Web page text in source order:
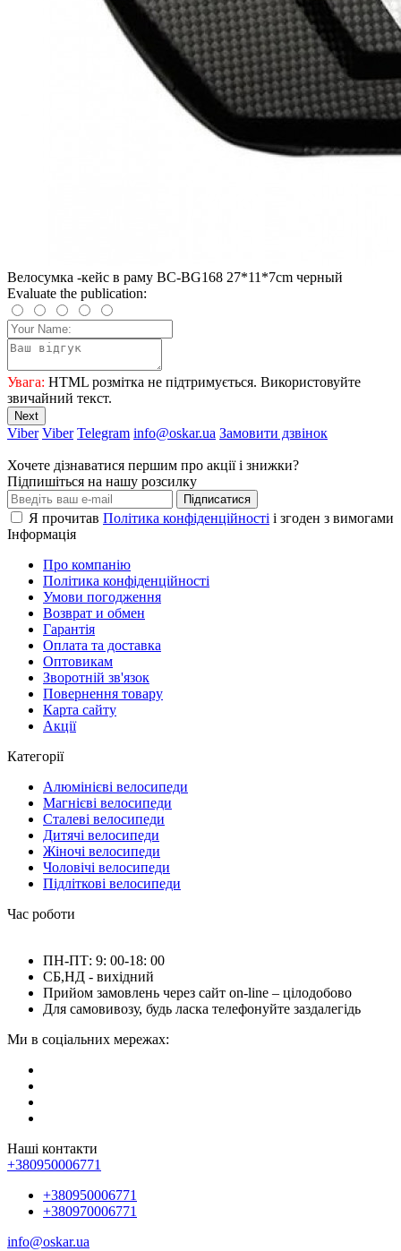
Велосумка -кейс в раму BC-BG168 27*11*7cm черный
Evaluate the publication:
Увага: HTML розмітка не підтримується. Використовуйте
звичайний текст.
Next
Viber Viber Telegram info@oskar.ua Замовити дзвінок
Хочете дізнаватися першим про акції і знижки?
Підпишіться на нашу розсилку
Підписатися
Я прочитав Політика конфіденційності і згоден з вимогами
Інформація
Про компанію
Політика конфіденційності
Умови погодження
Возврат и обмен
Гарантія
Оплата та доставка
Оптовикам
Зворотній зв'язок
Повернення товару
Карта сайту
Акції
Категорії
Алюмінієві велосипеди
Магнієві велосипеди
Сталеві велосипеди
Дитячі велосипеди
Жіночі велосипеди
Чоловічі велосипеди
Підліткові велосипеди
Час роботи
ПН-ПТ: 9: 00-18: 00
СБ,НД - вихідний
Прийом замовлень через сайт on-line – цілодобово
Для самовивозу, будь ласка телефонуйте заздалегідь
Ми в соціальних мережах:
Наші контакти
+380950006771
+380950006771
+380970006771
info@oskar.ua